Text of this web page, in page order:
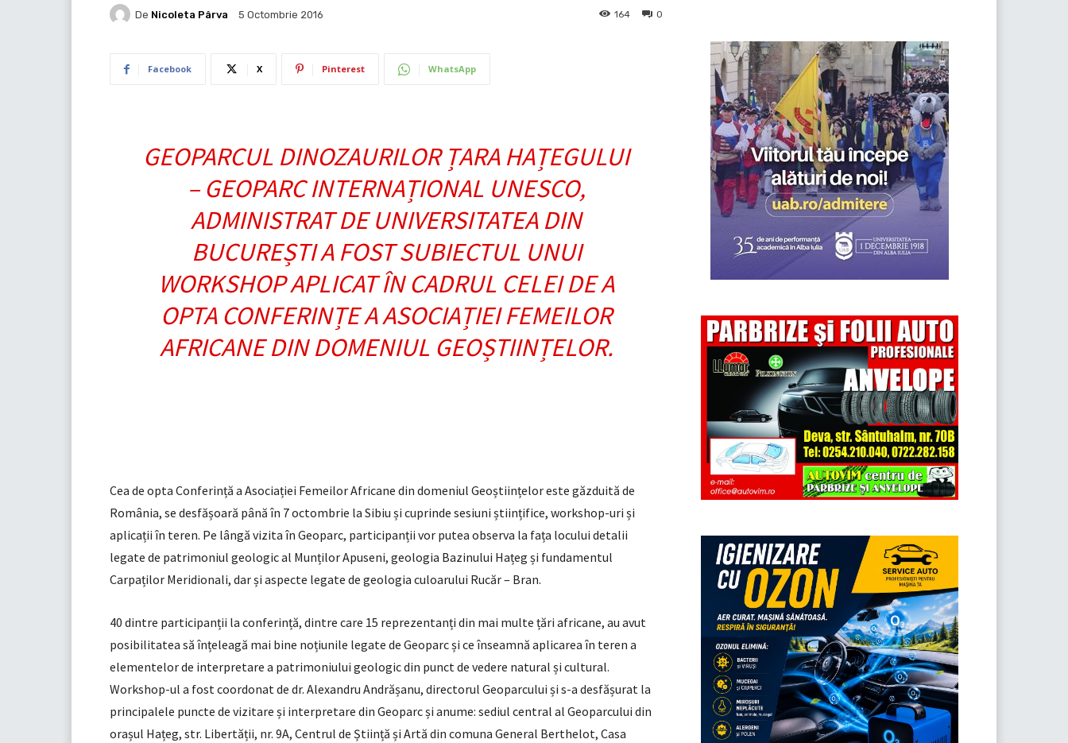
De Nicoleta Pârva 5 Octombrie 2016 0
164
Facebook X Pinterest WhatsApp
GEOPARCUL DINOZAURILOR ȚARA HAȚEGULUI
– GEOPARC INTERNAȚIONAL UNESCO,
ADMINISTRAT DE UNIVERSITATEA DIN
BUCUREȘTI A FOST SUBIECTUL UNUI
WORKSHOP APLICAT ÎN CADRUL CELEI DE A
OPTA CONFERINȚE A ASOCIAȚIEI FEMEILOR
AFRICANE DIN DOMENIUL GEOȘTIINȚELOR.
Cea de opta Conferință a Asociației Femeilor Africane din domeniul Geoștiințelor este găzduită de
România, se desfășoară până în 7 octombrie la Sibiu și cuprinde sesiuni științifice, workshop-uri și
aplicații în teren. Pe lângă vizita în Geoparc, participanții vor putea observa la fața locului detalii
legate de patrimoniul geologic al Munților Apuseni, geologia Bazinului Hațeg și fundamentul
Carpaților Meridionali, dar și aspecte legate de geologia culoarului Rucăr – Bran.
40 dintre participanții la conferință, dintre care 15 reprezentanți din mai multe țări africane, au avut
posibilitatea să înțeleagă mai bine noțiunile legate de Geoparc și ce înseamnă aplicarea în teren a
elementelor de interpretare a patrimoniului geologic din punct de vedere natural și cultural.
Workshop-ul a fost coordonat de dr. Alexandru Andrășanu, directorul Geoparcului și s-a desfășurat la
principalele puncte de vizitare și interpretare din Geoparc și anume: sediul central al Geoparcului din
orașul Hațeg, str. Libertății, nr. 9A, Centrul de Știință și Artă din comuna General Berthelot, Casa